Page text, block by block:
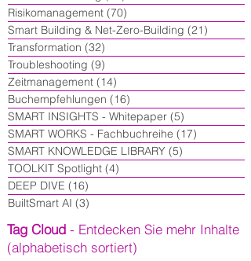
Risikomanagement (70)
Smart Building & Net-Zero-Building (21)
Transformation (32)
Troubleshooting (9)
Zeitmanagement (14)
Buchempfehlungen (16)
SMART INSIGHTS - Whitepaper (5)
SMART WORKS - Fachbuchreihe (17)
SMART KNOWLEDGE LIBRARY (5)
TOOLKIT Spotlight (4)
DEEP DIVE (16)
BuiltSmart AI (3)
Tag Cloud - Entdecken Sie mehr Inhalte
(alphabetisch sortiert)